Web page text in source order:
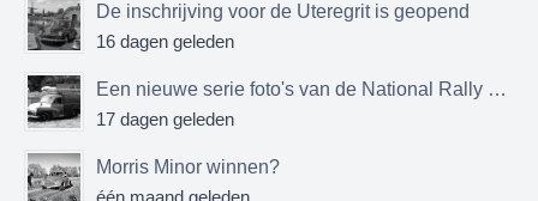
De inschrijving voor de Uteregrit is geopend
16 dagen geleden
Een nieuwe serie foto's van de National Rally MMOC
17 dagen geleden
Morris Minor winnen?